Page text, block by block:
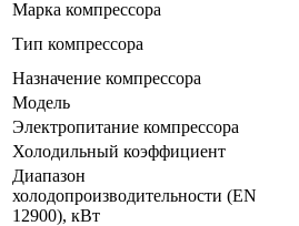
Марка компрессора
Тип компрессора
Назначение компрессора
Модель
Электропитание компрессора
Холодильный коэффициент
Диапазон
холодопроизводительности (EN
12900), кВт